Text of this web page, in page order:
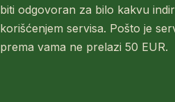
biti odgovoran za bilo kakvu
korišćenjem servisa. Pošto je
prema vama ne prelazi 50 EUR.